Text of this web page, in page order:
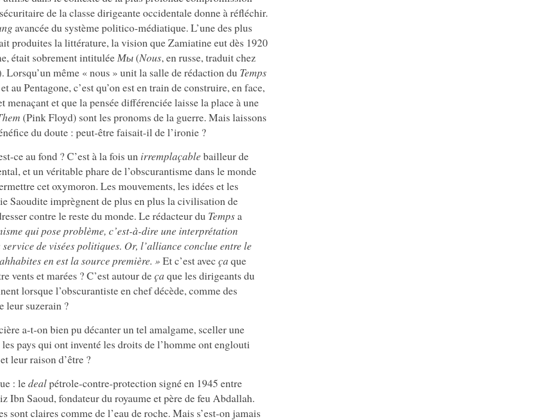
de la classe dirigeante occidentale donne à réfléchir.
avancée du système politico-médiatique. L’une des plus
produites la littérature, la vision que Zamiatine eut dès 1920
était sobrement intitulée Мы(Nous, en russe, traduit chez
Lorsqu’un même « nous » unit la salle de rédaction du Temps
au Pentagone, c’est qu’on est en train de construire, en face,
menaçant et que la pensée différenciée laisse la place à une
(Pink Floyd) sont les pronoms de la guerre. Mais laissons
du doute : peut-être faisait-il de l’ironie ?
ce au fond ? C’est à la fois un irremplaçablebailleur de
et un véritable phare de l’obscurantisme dans le monde
cet oxymoron. Les mouvements, les idées et les
Saoudite imprègnent de plus en plus la civilisation de
contre le reste du monde. Le rédacteur du Tempsa
qui pose problème, c’est-à-dire une interprétation
de visées politiques. Or, l’alliance conclue entre le
en est la source première. » Et c’est avec ça que
vents et marées ? C’est autour deça que les dirigeants du
lorsque l’obscurantiste en chef décède, comme des
leur suzerain ?
a-t-on bien pu décanter un tel amalgame, sceller une
pays qui ont inventé les droits de l’homme ont englouti
leur raison d’être ?
: ledealpétrole-contre-protection signé en 1945 entre
Ibn Saoud, fondateur du royaume et père de feu Abdallah.
sont claires comme de l’eau de roche. Mais s’est-on jamais